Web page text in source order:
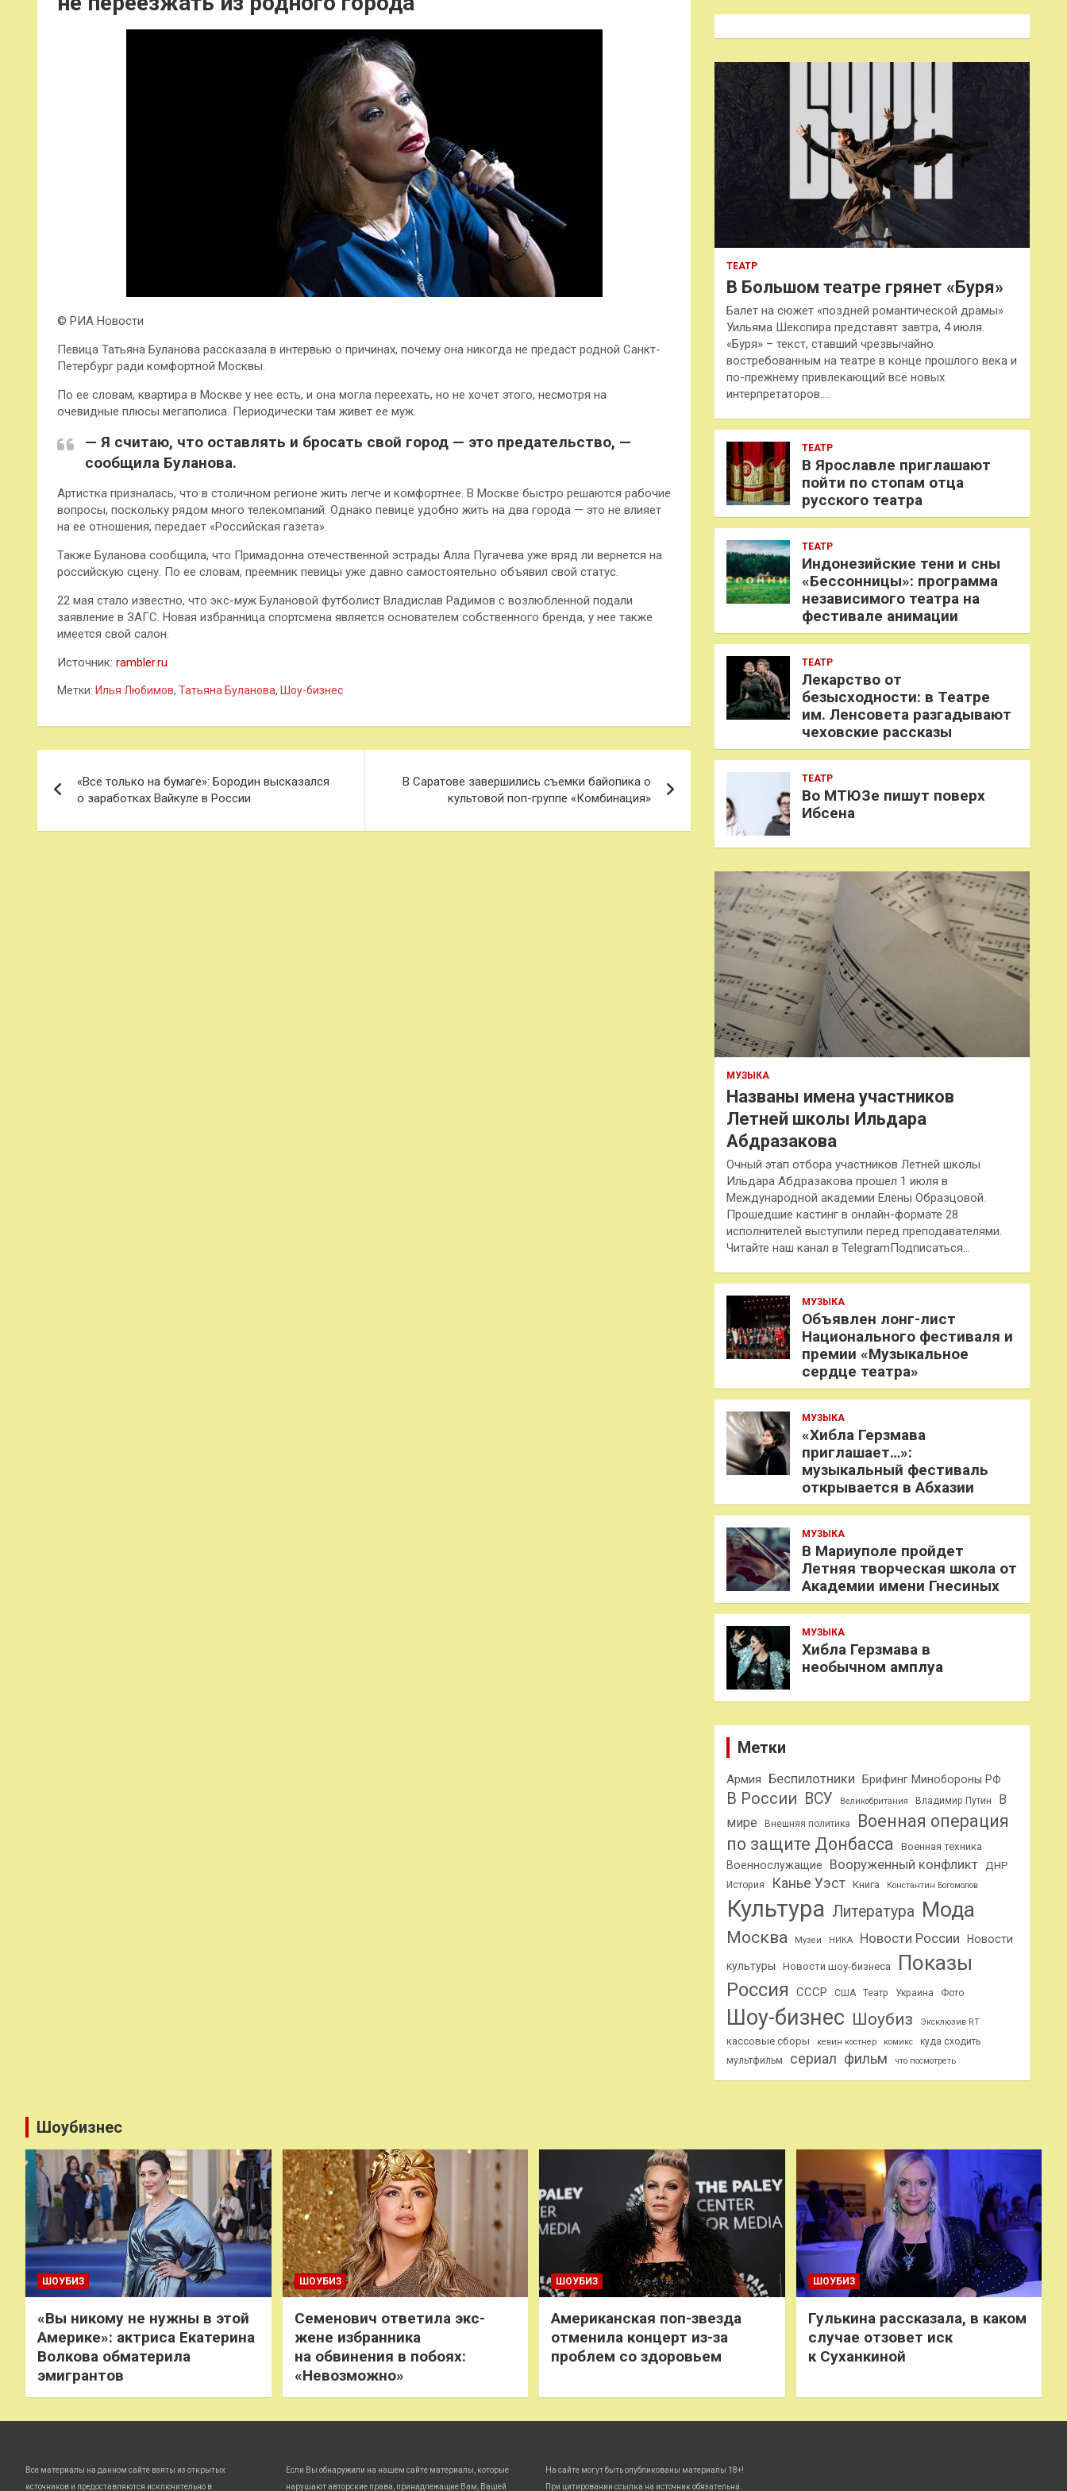
© РИА Новости
Певица Татьяна Буланова рассказала в интервью о причинах, почему она никогда не предаст родной Санкт-
Петербург ради комфортной Москвы.
По ее словам, квартира в Москве у нее есть, и она могла переехать, но не хочет этого, несмотря на
очевидные плюсы мегаполиса. Периодически там живет ее муж.
— Я считаю, что оставлять и бросать свой город — это предательство, —
сообщила Буланова.
Артистка призналась, что в столичном регионе жить легче и комфортнее. В Москве быстро решаются рабочие
вопросы, поскольку рядом много телекомпаний. Однако певице удобно жить на два города — это не влияет
на ее отношения, передает «Российская газета».
Также Буланова сообщила, что Примадонна отечественной эстрады Алла Пугачева уже вряд ли вернется на
российскую сцену. По ее словам, преемник певицы уже давно самостоятельно объявил свой статус.
22 мая стало известно, что экс-муж Булановой футболист Владислав Радимов с возлюбленной подали
заявление в ЗАГС. Новая избранница спортсмена является основателем собственного бренда, у нее также
имеется свой салон.
Источник: rambler.ru
Метки: Илья Любимов, Татьяна Буланова, Шоу-бизнес
по
записям
«Все только на бумаге»: Бородин высказался
о заработках Вайкуле в России
В Саратове завершились съемки байопика о
культовой поп-группе «Комбинация»
к
ТЕАТР
В Большом театре грянет «Буря»
Балет на сюжет «поздней романтической драмы»
Уильяма Шекспира представят завтра, 4 июля.
«Буря» – текст, ставший чрезвычайно
востребованным на театре в конце прошлого века и
по-прежнему привлекающий всё новых
интерпретаторов.…
ТЕАТР
В Ярославле приглашают
пойти по стопам отца
русского театра
ТЕАТР
Индонезийские тени и сны
«Бессонницы»: программа
независимого театра на
фестивале анимации
ТЕАТР
Лекарство от
безысходности: в Театре
им. Ленсовета разгадывают
чеховские рассказы
ТЕАТР
Во МТЮЗе пишут поверх
Ибсена
МУЗЫКА
Названы имена участников
Летней школы Ильдара
Абдразакова
Очный этап отбора участников Летней школы
Ильдара Абдразакова прошел 1 июля в
Международной академии Елены Образцовой.
Прошедшие кастинг в онлайн-формате 28
исполнителей выступили перед преподавателями.
Читайте наш канал в TelegramПодписаться…
МУЗЫКА
Объявлен лонг-лист
Национального фестиваля и
премии «Музыкальное
сердце театра»
МУЗЫКА
«Хибла Герзмава
приглашает…»:
музыкальный фестиваль
открывается в Абхазии
МУЗЫКА
В Мариуполе пройдет
Летняя творческая школа от
Академии имени Гнесиных
МУЗЫКА
Хибла Герзмава в
необычном амплуа
Метки
Армия Беспилотники Брифинг Минобороны РФ
В России ВСУ Великобритания Владимир Путин
В
мире
Внешняя политика
Военная операция
по защите Донбасса
Военная техника
Военнослужащие Вооруженный конфликт ДНР
История Канье Уэст Книга Константин Богомолов
Культура Литература Мода
Москва Музеи НИКА Новости России Новости
культуры Новости шоу-бизнеса Показы
Россия СССР США Театр Украина Фото
Шоу-бизнес Шоубиз Эксклюзив RT
кассовые сборы кевин костнер комикс
куда сходить
мультфильм
сериал фильм что посмотреть
Шоубизнес
ШОУБИЗ
«Вы никому не нужны в этой
Америке»: актриса Екатерина
Волкова обматерила
эмигрантов
ШОУБИЗ
Семенович ответила экс-
жене избранника
на обвинения в побоях:
«Невозможно»
ШОУБИЗ
Американская поп-звезда
отменила концерт из-за
проблем со здоровьем
ШОУБИЗ
Гулькина рассказала, в каком
случае отзовет иск
к Суханкиной
Все материалы на данном сайте взяты из открытых
источников и предоставляются исключительно в
Если Вы обнаружили на нашем сайте материалы, которые
нарушают авторские права, принадлежащие Вам, Вашей
На сайте могут быть опубликованы материалы 18+!
При цитировании ссылка на источник обязательна.